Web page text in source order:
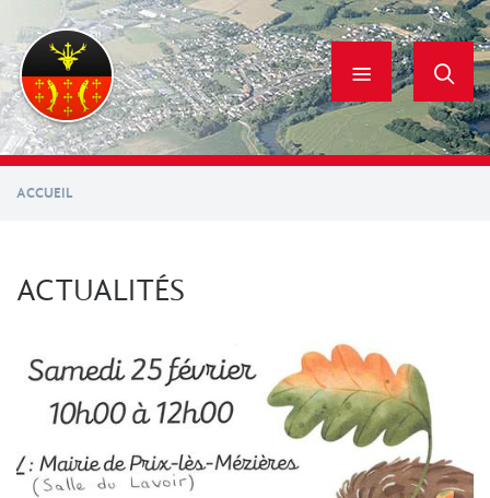
contenu
principal
ACCUEIL
ACTUALITÉS